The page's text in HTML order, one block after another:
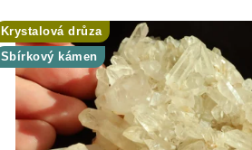
Krystalová drůza
Sbírkový kámen